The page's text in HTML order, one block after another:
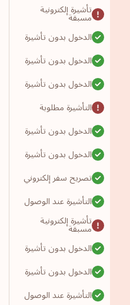
تأشيرة إلكترونية
مسبقة
الدخول بدون تأشيرة
الدخول بدون تأشيرة
الدخول بدون تأشيرة
التأشيرة مطلوبة
الدخول بدون تأشيرة
الدخول بدون تأشيرة
تصريح سفر إلكتروني
التأشيرة عند الوصول
تأشيرة إلكترونية
مسبقة
الدخول بدون تأشيرة
الدخول بدون تأشيرة
التأشيرة عند الوصول